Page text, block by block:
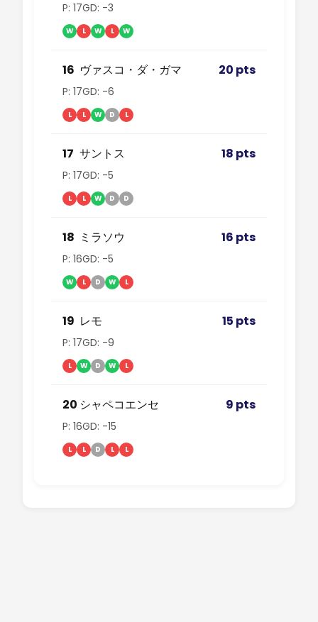
P: 17GD: -3
W L W L W
16 ヴァスコ・ダ・ガマ 20 pts
P: 17GD: -6
L L W D L
17 サントス 18 pts
P: 17GD: -5
L L W D D
18 ミラソウ 16 pts
P: 16GD: -5
W L D W L
19 レモ 15 pts
P: 17GD: -9
L W D W L
20 シャペコエンセ 9 pts
P: 16GD: -15
L L D L L